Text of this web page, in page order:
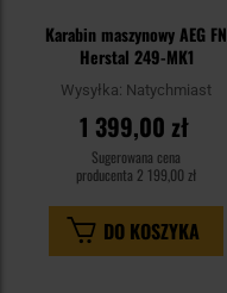
Karabin maszynowy AEG FN
Herstal 249-MK1
Wysyłka: Natychmiast
1 399,00 zł
Sugerowana cena
producenta 2 199,00 zł
DO KOSZYKA